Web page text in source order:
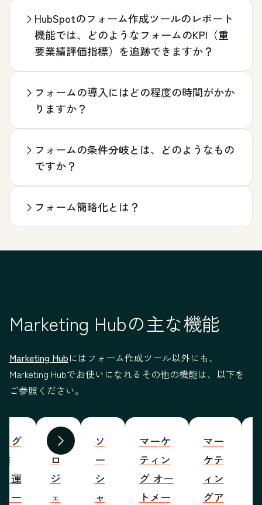
HubSpotのフォーム作成ツールのレポート
機能では、どのようなフォームのKPI（重
要業績評価指標）を追跡できますか？
フォームの導入にはどの程度の時間がかか
りますか？
フォームの条件分岐とは、どのようなもの
ですか？
フォーム簡略化とは？
Marketing Hubの主な機能
Marketing Hubにはフォーム作成ツール以外にも、
Marketing Hubでお使いになれるその他の機能は、以下を
ご参照ください。
前へ 次へ
グ
運
ー
プ
ロ
ジ
ェ
ソ
ー
シ
ャ
マーケ
ティン
グ オー
トメー
マー
ケテ
ィン
グア